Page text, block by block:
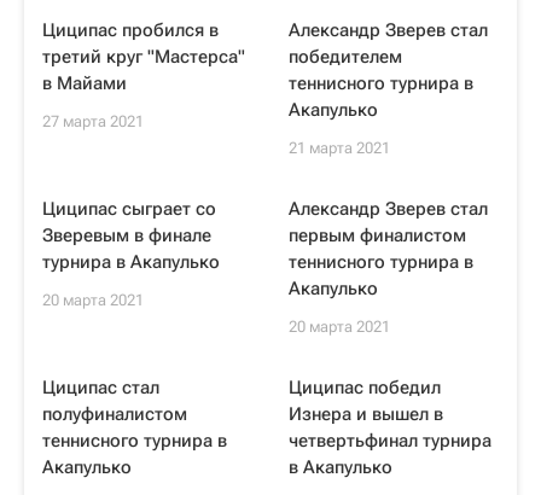
Циципас пробился в
третий круг "Мастерса"
в Майами
27 марта 2021
Александр Зверев стал
победителем
теннисного турнира в
Акапулько
21 марта 2021
Циципас сыграет со
Зверевым в финале
турнира в Акапулько
20 марта 2021
Александр Зверев стал
первым финалистом
теннисного турнира в
Акапулько
20 марта 2021
Циципас стал
полуфиналистом
теннисного турнира в
Акапулько
Циципас победил
Изнера и вышел в
четвертьфинал турнира
в Акапулько